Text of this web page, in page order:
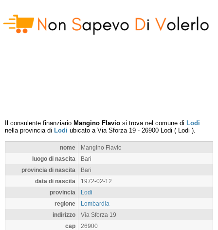
Il consulente finanziario Mangino Flavio si trova nel comune di Lodi
nella provincia di Lodi ubicato a Via Sforza 19 - 26900 Lodi ( Lodi ).
nome
Mangino Flavio
luogo di nascita
Bari
provincia di nascita
Bari
data di nascita
1972-02-12
provincia
Lodi
regione
Lombardia
indirizzo
Via Sforza 19
cap
26900